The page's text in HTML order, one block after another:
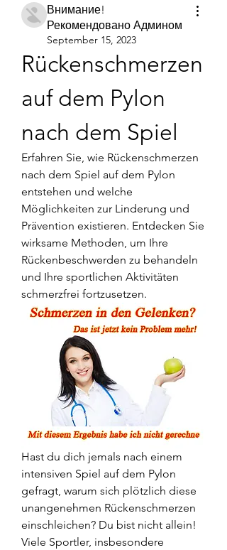
Внимание!
Рекомендовано Админом
September 15, 2023
Rückenschmerzen
auf dem Pylon
nach dem Spiel
Erfahren Sie, wie Rückenschmerzen
nach dem Spiel auf dem Pylon
entstehen und welche
Möglichkeiten zur Linderung und
Prävention existieren. Entdecken Sie
wirksame Methoden, um Ihre
Rückenbeschwerden zu behandeln
und Ihre sportlichen Aktivitäten
schmerzfrei fortzusetzen.
Hast du dich jemals nach einem
intensiven Spiel auf dem Pylon
gefragt, warum sich plötzlich diese
unangenehmen Rückenschmerzen
einschleichen? Du bist nicht allein!
Viele Sportler, insbesondere